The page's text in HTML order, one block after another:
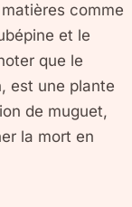
comme
et le
que le
est une plante
de muguet,
la mort en